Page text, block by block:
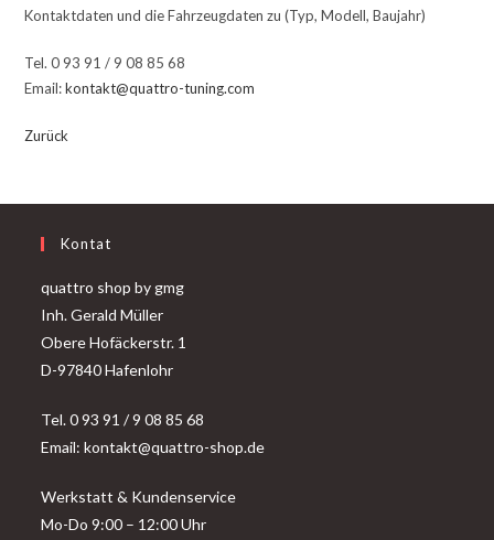
Kontaktdaten und die Fahrzeugdaten zu (Typ, Modell, Baujahr)
Tel. 0 93 91 / 9 08 85 68
Email:kontakt@quattro-tuning.com
Zurück
Kontat
quattro shop by gmg
Inh. Gerald Müller
Obere Hofäckerstr. 1
D-97840 Hafenlohr
Tel. 0 93 91 / 9 08 85 68
Email: kontakt@quattro-shop.de
Werkstatt & Kundenservice
Mo-Do 9:00 – 12:00 Uhr